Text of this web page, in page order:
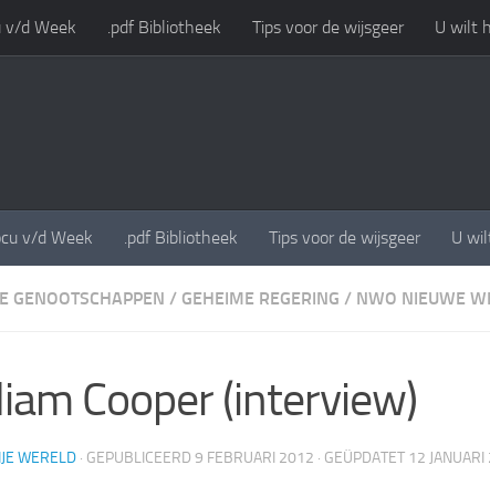
v/d Week .pdf Bibliotheek Tips voor de wijsgeer U wilt
v/d Week .pdf Bibliotheek Tips voor de wijsgeer U
GENOOTSCHAPPEN / GEHEIME REGERING / NWO NIEUWE
Cooper (interview)
WERELD · GEPUBLICEERD 9 FEBRUARI 2012 · GEÜPDATET 12